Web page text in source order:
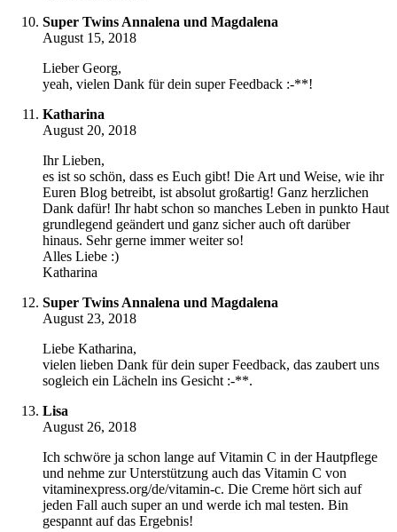
Super Twins Annalena und Magdalena
August 15, 2018
Lieber Georg,
yeah, vielen Dank für dein super Feedback :-**!
Katharina
August 20, 2018
Ihr Lieben,
es ist so schön, dass es Euch gibt! Die Art und Weise, wie ihr
Euren Blog betreibt, ist absolut großartig! Ganz herzlichen
Dank dafür! Ihr habt schon so manches Leben in punkto Haut
grundlegend geändert und ganz sicher auch oft darüber
hinaus. Sehr gerne immer weiter so!
Alles Liebe :)
Katharina
Super Twins Annalena und Magdalena
August 23, 2018
Liebe Katharina,
vielen lieben Dank für dein super Feedback, das zaubert uns
sogleich ein Lächeln ins Gesicht :-**.
Lisa
August 26, 2018
Ich schwöre ja schon lange auf Vitamin C in der Hautpflege
und nehme zur Unterstützung auch das Vitamin C von
vitaminexpress.org/de/vitamin-c. Die Creme hört sich auf
jeden Fall auch super an und werde ich mal testen. Bin
gespannt auf das Ergebnis!